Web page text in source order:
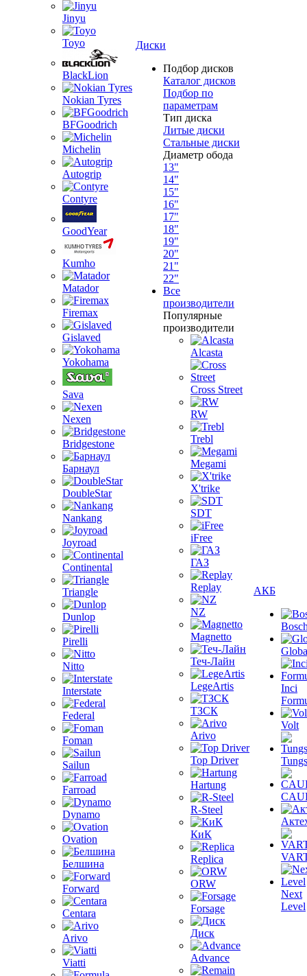
Jinyu
Toyo
BlackLion
Nokian Tyres
BFGoodrich
Michelin
Autogrip
Contyre
GoodYear
Kumho
Matador
Firemax
Gislaved
Yokohama
Sava
Nexen
Bridgestone
Барнаул
DoubleStar
Nankang
Joyroad
Continental
Triangle
Dunlop
Pirelli
Nitto
Interstate
Federal
Foman
Sailun
Farroad
Dynamo
Ovation
Белшина
Forward
Centara
Arivo
Viatti
Диски
Подбор дисков
Каталог дисков
Подбор по
параметрам
Тип диска
Литые диски
Стальные диски
Диаметр обода
13"
14"
15"
16"
17"
18"
19"
20"
21"
22"
Все
производители
Популярные
производители
Alcasta
Cross Street
RW
Trebl
Megami
X'trike
SDT
iFree
ГАЗ
Replay
NZ
Magnetto
Теч-Лайн
LegeArtis
ТЗСК
Arivo
Top Driver
Hartung
R-Steel
КиК
Replica
ORW
Forsage
Диск
Advance
АКБ
Inci
Volt
Next
Level